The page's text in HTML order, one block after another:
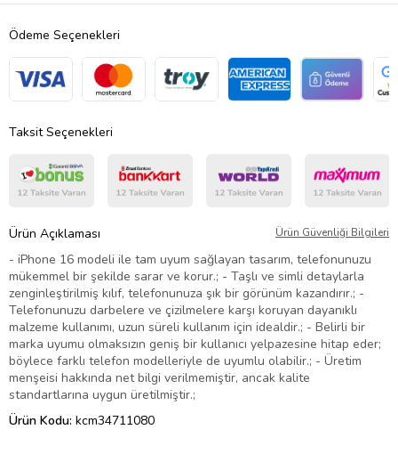
Ödeme Seçenekleri
Taksit Seçenekleri
Ürün Açıklaması Ürün Güvenliği Bilgileri
- iPhone 16 modeli ile tam uyum sağlayan tasarım, telefonunuzu
mükemmel bir şekilde sarar ve korur.; - Taşlı ve simli detaylarla
zenginleştirilmiş kılıf, telefonunuza şık bir görünüm kazandırır.; -
Telefonunuzu darbelere ve çizilmelere karşı koruyan dayanıklı
malzeme kullanımı, uzun süreli kullanım için idealdir.; - Belirli bir
marka uyumu olmaksızın geniş bir kullanıcı yelpazesine hitap eder;
böylece farklı telefon modelleriyle de uyumlu olabilir.; - Üretim
menşeisi hakkında net bilgi verilmemiştir, ancak kalite
standartlarına uygun üretilmiştir.;
Ürün Kodu: kcm34711080